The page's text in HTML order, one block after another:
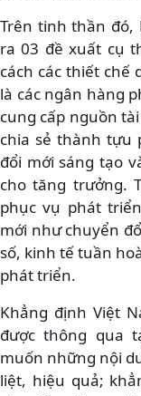
Trên tinh thần đó,
ra 03 đề xuất cụ
cách các thiết
là các ngân hàng
cung cấp nguồn
chia sẻ thành tựu
đổi mới sáng tạo
cho tăng trưởng.
phục vụ phát
mới như chuyển
số, kinh tế tuần
phát triển.
Khẳng định Việt
được thông qua
muốn những nội
liệt, hiệu quả;